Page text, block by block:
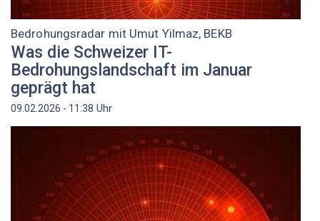
Bedrohungsradar mit Umut Yilmaz, BEKB
Was die Schweizer IT-
Bedrohungslandschaft im Januar
geprägt hat
09.02.2026 - 11:38 Uhr